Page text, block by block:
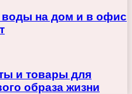
воды на дом и в офис
и товары для
образа жизни